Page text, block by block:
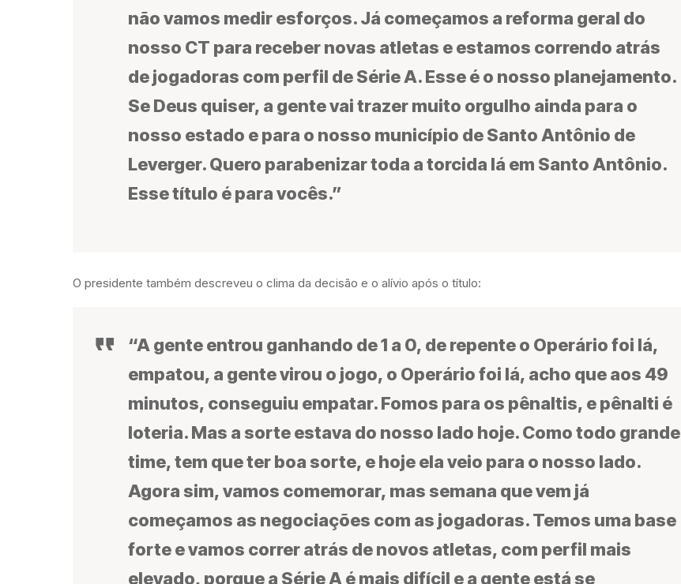
não vamos medir esforços. Já começamos a reforma geral do
nosso CT para receber novas atletas e estamos correndo atrás
de jogadoras com perfil de Série A. Esse é o nosso planejamento.
Se Deus quiser, a gente vai trazer muito orgulho ainda para o
nosso estado e para o nosso município de Santo Antônio de
Leverger. Quero parabenizar toda a torcida lá em Santo Antônio.
Esse título é para vocês.”
O presidente também descreveu o clima da decisão e o alívio após o título:
“A gente entrou ganhando de 1 a 0, de repente o Operário foi lá,
empatou, a gente virou o jogo, o Operário foi lá, acho que aos 49
minutos, conseguiu empatar. Fomos para os pênaltis, e pênalti é
loteria. Mas a sorte estava do nosso lado hoje. Como todo grande
time, tem que ter boa sorte, e hoje ela veio para o nosso lado.
Agora sim, vamos comemorar, mas semana que vem já
começamos as negociações com as jogadoras. Temos uma base
forte e vamos correr atrás de novos atletas, com perfil mais
elevado, porque a Série A é mais difícil e a gente está se